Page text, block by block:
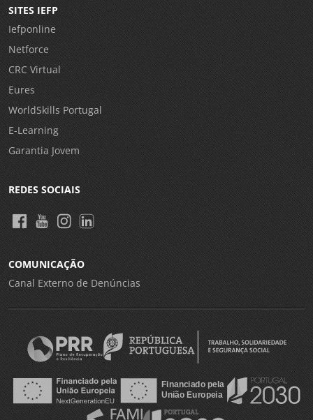
SITES IEFP
Iefponline
Netforce
CRC Virtual
Eures
WorldSkills Portugal
E-Learning
Garantia Jovem
REDES SOCIAIS
COMUNICAÇÃO
Canal Externo de Denúncias